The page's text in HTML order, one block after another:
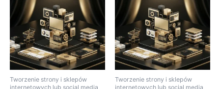
Tworzenie strony i sklepów
internetowych lub social media
Tworzenie strony i sklepów
internetowych lub social media